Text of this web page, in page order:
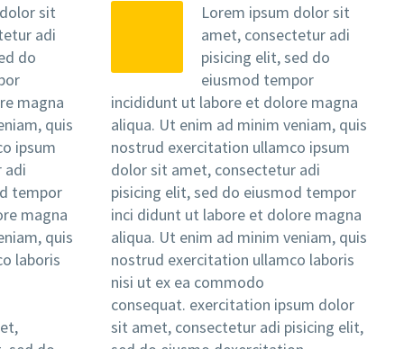
sit
adi
do
magna
quis
ipsum
adi
tempor
magna
quis
laboris
Lorem ipsum dolor sit
amet, consectetur adi
pisicing elit, sed do
eiusmod tempor
incididunt ut labore et dolore magna
aliqua. Ut enim ad minim veniam, quis
nostrud exercitation ullamco ipsum
dolor sit amet, consectetur adi
pisicing elit, sed do eiusmod tempor
inci didunt ut labore et dolore magna
aliqua. Ut enim ad minim veniam, quis
nostrud exercitation ullamco laboris
nisi ut ex ea commodo
consequat. exercitation ipsum dolor
sit amet, consectetur adi pisicing elit,